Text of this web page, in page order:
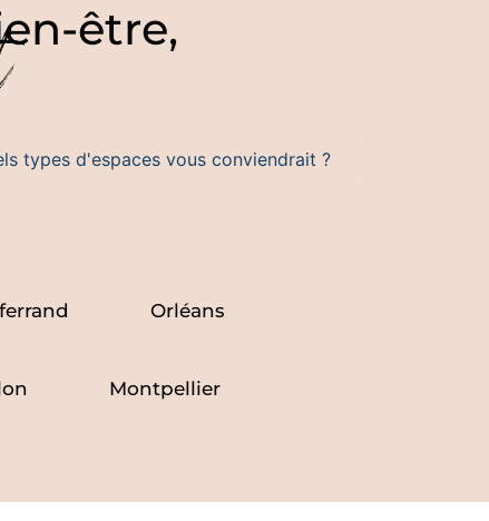
être,
types d'espaces vous conviendrait ?
Orléans
Montpellier